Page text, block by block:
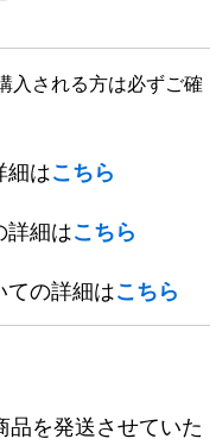
入される方は必ずご確
細はこちら
詳細はこちら
の詳細はこちら
品を発送させていた